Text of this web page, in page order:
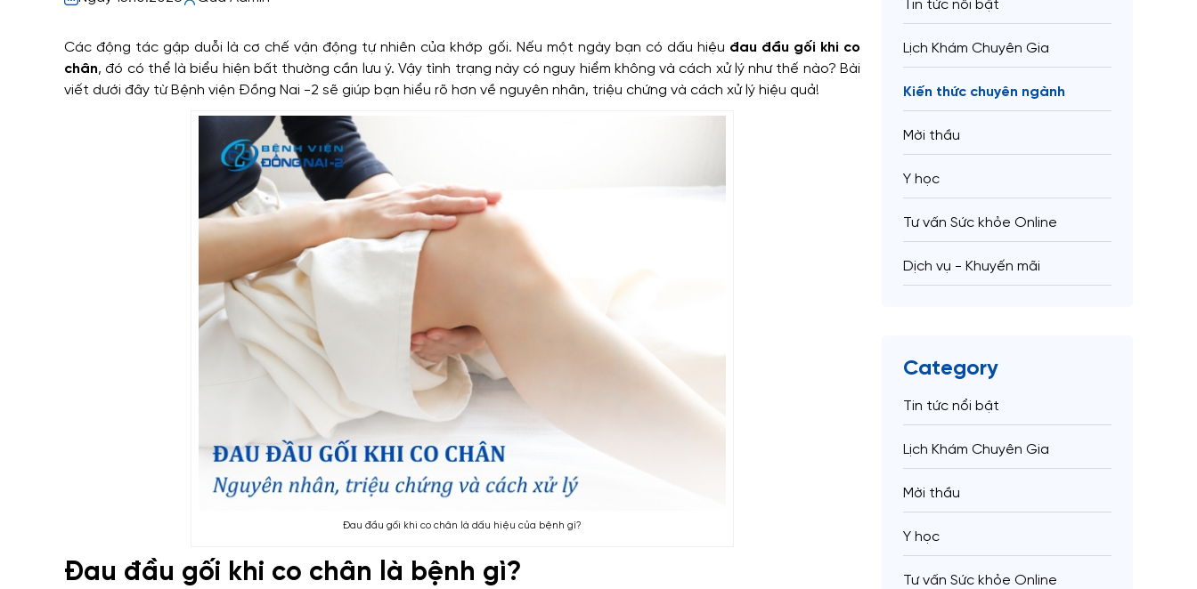
Các động tác gập duỗi là cơ chế vận động tự nhiên của khớp gối. Nếu một ngày bạn có dấu hiệu đau đầu gối khi co
chân, đó có thể là biểu hiện bất thường cần lưu ý. Vậy tình trạng này có nguy hiểm không và cách xử lý như thế nào? Bài
viết dưới đây từ Bệnh viện Đồng Nai -2 sẽ giúp bạn hiểu rõ hơn về nguyên nhân, triệu chứng và cách xử lý hiệu quả!
Đau đầu gối khi co chân là dấu hiệu của bệnh gì?
Đau đầu gối khi co chân là bệnh gì?
Tin tức nổi bật
Lịch Khám Chuyên Gia
Kiến thức chuyên ngành
Mời thầu
Y học
Tư vấn Sức khỏe Online
Dịch vụ - Khuyến mãi
Category
Tin tức nổi bật
Lịch Khám Chuyên Gia
Mời thầu
Y học
Tư vấn Sức khỏe Online